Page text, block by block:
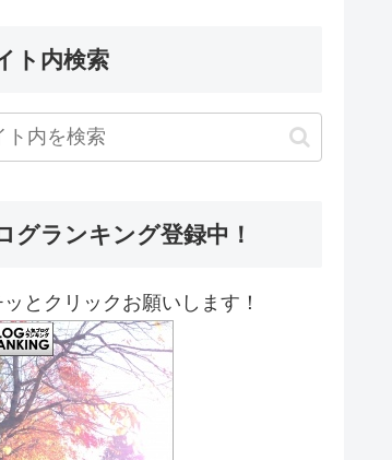
ト内検索
グランキング登録中！
ッとクリックお願いします！